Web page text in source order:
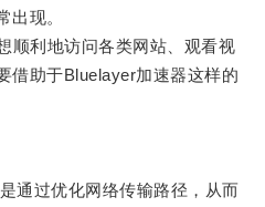
出现。
利地访问各类网站、观看视
借助于Bluelayer加速器这样的
过优化网络传输路径，从而